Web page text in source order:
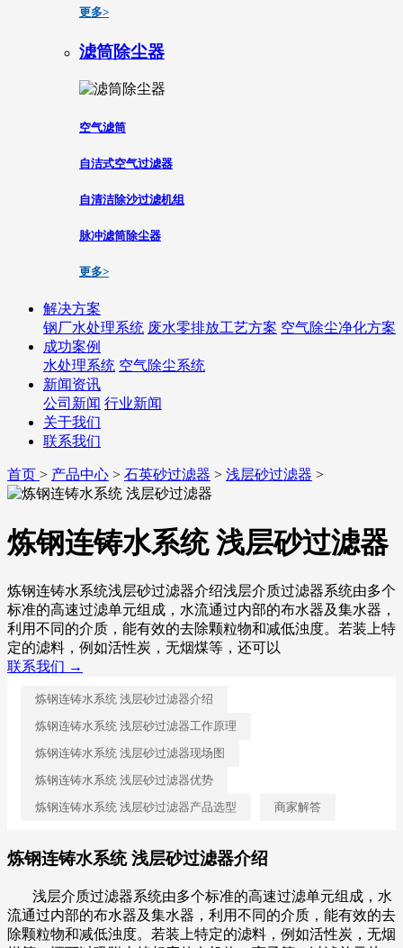
更多>
滤筒除尘器
空气滤筒
自洁式空气过滤器
自清洁除沙过滤机组
脉冲滤筒除尘器
更多>
解决方案
钢厂水处理系统 废水零排放工艺方案 空气除尘净化方案
成功案例
水处理系统 空气除尘系统
新闻资讯
公司新闻 行业新闻
关于我们
联系我们
首页 > 产品中心 > 石英砂过滤器 > 浅层砂过滤器 >
炼钢连铸水系统 浅层砂过滤器
炼钢连铸水系统浅层砂过滤器介绍浅层介质过滤器系统由多个
标准的高速过滤单元组成，水流通过内部的布水器及集水器，
利用不同的介质，能有效的去除颗粒物和减低浊度。若装上特
定的滤料，例如活性炭，无烟煤等，还可以
联系我们 →
炼钢连铸水系统 浅层砂过滤器介绍
炼钢连铸水系统 浅层砂过滤器工作原理
炼钢连铸水系统 浅层砂过滤器现场图
炼钢连铸水系统 浅层砂过滤器优势
炼钢连铸水系统 浅层砂过滤器产品选型
商家解答
炼钢连铸水系统 浅层砂过滤器介绍
浅层介质过滤器系统由多个标准的高速过滤单元组成，水
流通过内部的布水器及集水器，利用不同的介质，能有效的去
除颗粒物和减低浊度。若装上特定的滤料，例如活性炭，无烟